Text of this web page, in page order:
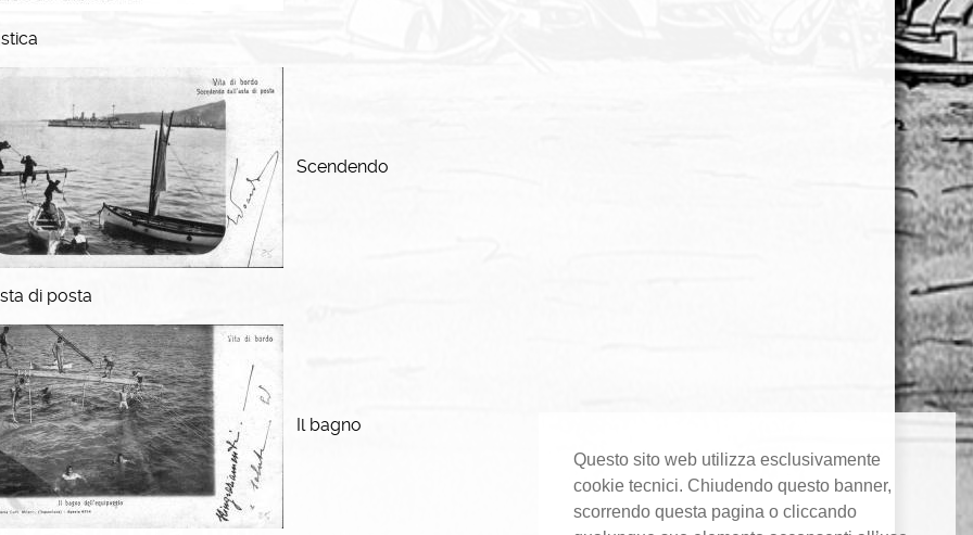
Questo sito web utilizza esclusivamente
cookie tecnici. Chiudendo questo banner,
scorrendo questa pagina o cliccando
Scendendo
di posta
Il bagno